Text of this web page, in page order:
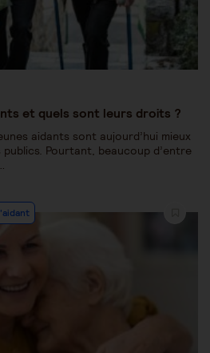
et quels sont leurs droits ?
aidants sont aujourd’hui mieux
Pourtant, beaucoup d’entre